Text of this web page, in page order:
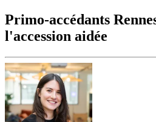
Primo-accédants
l'accession aidée